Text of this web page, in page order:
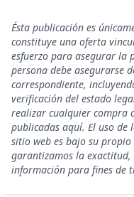
Ésta publicación es
constituye una oferta
esfuerzo para asegurar la
persona debe asegurarse
correspondiente,
verificación del estado
realizar cualquier compra
publicadas aquí. El uso
sitio web es bajo su
garantizamos la
información para fines de